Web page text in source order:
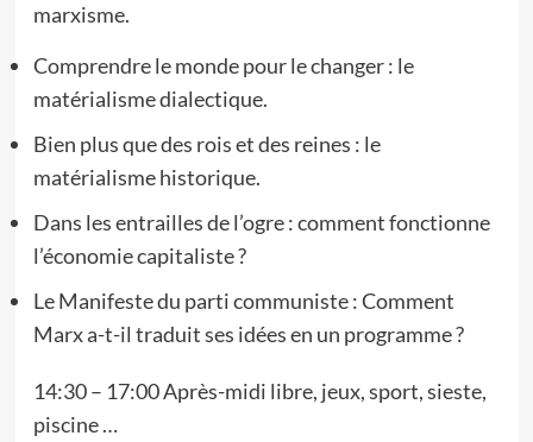
marxisme.
Comprendre le monde pour le changer : le
matérialisme dialectique.
Bien plus que des rois et des reines : le
matérialisme historique.
Dans les entrailles de l’ogre : comment fonctionne
l’économie capitaliste ?
Le Manifeste du parti communiste : Comment
Marx a-t-il traduit ses idées en un programme ?
14:30 – 17:00 Après-midi libre, jeux, sport, sieste,
piscine …